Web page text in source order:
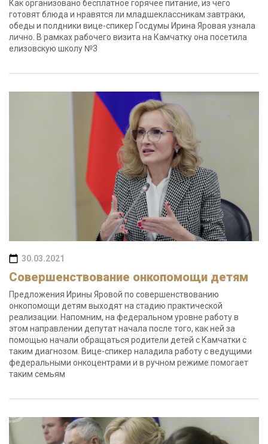
Как организовано бесплатное горячее питание, из чего
готовят блюда и нравятся ли младшеклассникам завтраки,
обеды и полдники вице-спикер Госдумы Ирина Яровая узнала
лично. В рамках рабочего визита на Камчатку она посетила
елизовскую школу №3
30.03.2021
Совершенствование онкопомощи детям
Предложения Ирины Яровой по совершенствованию
онкопомощи детям выходят на стадию практической
реализации. Напомним, на федеральном уровне работу в
этом направлении депутат начала после того, как ней за
помощью начали обращаться родители детей с Камчатки с
таким диагнозом. Вице-спикер наладила работу с ведущими
федеральными онкоцентрами и в ручном режиме помогает
таким семьям